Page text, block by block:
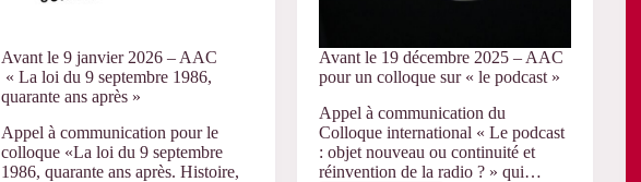
Avant le 9 janvier 2026 – AAC
« La loi du 9 septembre 1986,
quarante ans après »
Appel à communication pour le
colloque «La loi du 9 septembre
1986, quarante ans après. Histoire,
Avant le 19 décembre 2025 – AAC
pour un colloque sur « le podcast »
Appel à communication du
Colloque international « Le podcast
: objet nouveau ou continuité et
réinvention de la radio ? » qui…